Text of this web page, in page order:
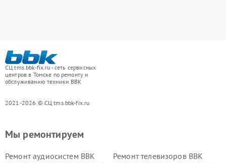
СЦ tms.bbk-fix.ru - сеть сервисных
центров в Томске по ремонту и
обслуживанию техники BBK
2021-2026 © СЦ tms.bbk-fix.ru
Мы ремонтируем
Ремонт аудиосистем BBK
Ремонт телевизоров BBK